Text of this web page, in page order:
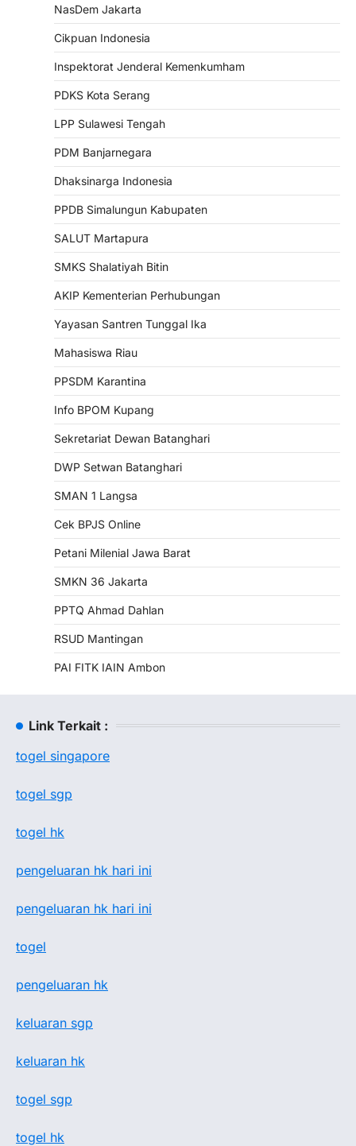
NasDem Jakarta
Cikpuan Indonesia
Inspektorat Jenderal Kemenkumham
PDKS Kota Serang
LPP Sulawesi Tengah
PDM Banjarnegara
Dhaksinarga Indonesia
PPDB Simalungun Kabupaten
SALUT Martapura
SMKS Shalatiyah Bitin
AKIP Kementerian Perhubungan
Yayasan Santren Tunggal Ika
Mahasiswa Riau
PPSDM Karantina
Info BPOM Kupang
Sekretariat Dewan Batanghari
DWP Setwan Batanghari
SMAN 1 Langsa
Cek BPJS Online
Petani Milenial Jawa Barat
SMKN 36 Jakarta
PPTQ Ahmad Dahlan
RSUD Mantingan
PAI FITK IAIN Ambon
Link Terkait :
togel singapore
togel sgp
togel hk
pengeluaran hk hari ini
pengeluaran hk hari ini
togel
pengeluaran hk
keluaran sgp
keluaran hk
togel sgp
togel hk